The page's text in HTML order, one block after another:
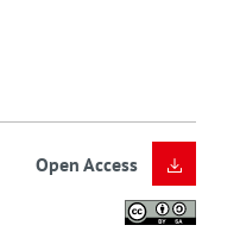
Open Access